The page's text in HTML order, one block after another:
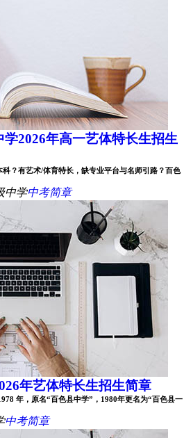
2026年高一艺体特长生招生
？有艺术/体育特长，缺专业平台与名师引路？百色
中学中考简章
年艺体特长生招生简章
年，原名“百色县中学”，1980年更名为“百色县一
中考简章